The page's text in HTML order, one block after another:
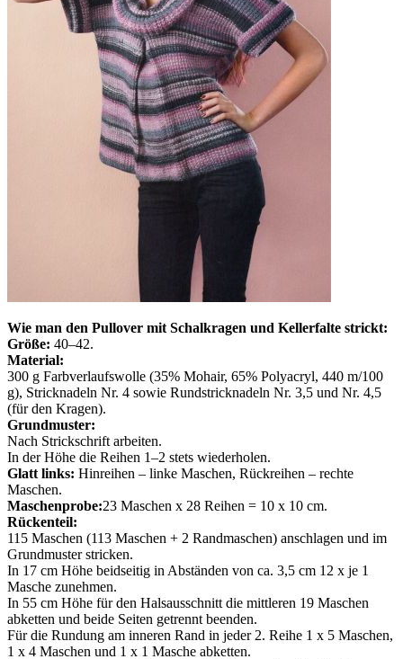
Wie man den Pullover mit Schalkragen und Kellerfalte strickt:
Größe: 40–42.
Material:
300 g Farbverlaufswolle (35% Mohair, 65% Polyacryl, 440 m/100
g), Stricknadeln Nr. 4 sowie Rundstricknadeln Nr. 3,5 und Nr. 4,5
(für den Kragen).
Grundmuster:
Nach Strickschrift arbeiten.
In der Höhe die Reihen 1–2 stets wiederholen.
Glatt links: Hinreihen – linke Maschen, Rückreihen – rechte
Maschen.
Maschenprobe:23 Maschen x 28 Reihen = 10 x 10 cm.
Rückenteil:
115 Maschen (113 Maschen + 2 Randmaschen) anschlagen und im
Grundmuster stricken.
In 17 cm Höhe beidseitig in Abständen von ca. 3,5 cm 12 x je 1
Masche zunehmen.
In 55 cm Höhe für den Halsausschnitt die mittleren 19 Maschen
abketten und beide Seiten getrennt beenden.
Für die Rundung am inneren Rand in jeder 2. Reihe 1 x 5 Maschen,
1 x 4 Maschen und 1 x 1 Masche abketten.